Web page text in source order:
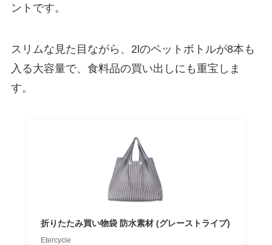
ントです。
スリムな見た目ながら、2lのペットボトルが8本も
入る大容量で、食料品の買い出しにも重宝しま
す。
折りたたみ買い物袋 防水素材 (グレーストライプ)
Etercycle